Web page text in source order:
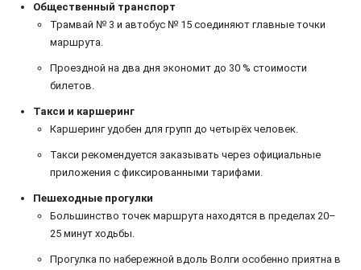
Общественный транспорт
Трамвай № 3 и автобус № 15 соединяют главные точки
маршрута.
Проездной на два дня экономит до 30 % стоимости
билетов.
Такси и каршеринг
Каршеринг удобен для групп до четырёх человек.
Такси рекомендуется заказывать через официальные
приложения с фиксированными тарифами.
Пешеходные прогулки
Большинство точек маршрута находятся в пределах 20–
25 минут ходьбы.
Прогулка по набережной вдоль Волги особенно приятна в